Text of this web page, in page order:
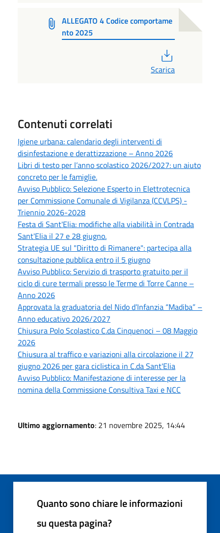
ALLEGATO 4 Codice comportame
nto 2025
Scarica
Contenuti correlati
Igiene urbana: calendario degli interventi di
disinfestazione e derattizzazione – Anno 2026
Libri di testo per l’anno scolastico 2026/2027: un aiuto
concreto per le famiglie.
Avviso Pubblico: Selezione Esperto in Elettrotecnica
per Commissione Comunale di Vigilanza (CCVLPS) -
Triennio 2026-2028
Festa di Sant'Elia: modifiche alla viabilità in Contrada
Sant'Elia il 27 e 28 giugno.
Strategia UE sul "Diritto di Rimanere": partecipa alla
consultazione pubblica entro il 5 giugno
Avviso Pubblico: Servizio di trasporto gratuito per il
ciclo di cure termali presso le Terme di Torre Canne –
Anno 2026
Approvata la graduatoria del Nido d’Infanzia “Madiba” –
Anno educativo 2026/2027
Chiusura Polo Scolastico C.da Cinquenoci – 08 Maggio
2026
Chiusura al traffico e variazioni alla circolazione il 27
giugno 2026 per gara ciclistica in C.da Sant'Elia
Avviso Pubblico: Manifestazione di interesse per la
nomina della Commissione Consultiva Taxi e NCC
Ultimo aggiornamento: 21 novembre 2025, 14:44
Quanto sono chiare le informazioni
su questa pagina?